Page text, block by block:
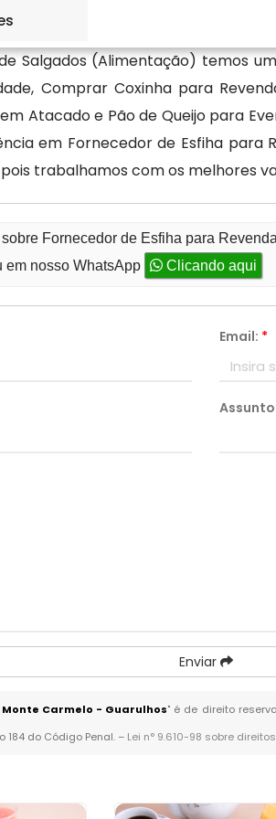
Salgados (Alimentação) temos
Comprar Coxinha para
Atacado e Pão de Queijo para
em Fornecedor de Esfiha
trabalhamos com os melhores
Fornecedor de Esfiha para
em nosso WhatsApp Clicando aqui
Email: *
Enviar
Carmelo - Guarulhos" é de direito
do Código Penal. – Lei n° 9.610-98 sobre